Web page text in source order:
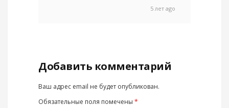
5 лет ago
Добавить комментарий
Ваш адрес email не будет опубликован.
Обязательные поля помечены *